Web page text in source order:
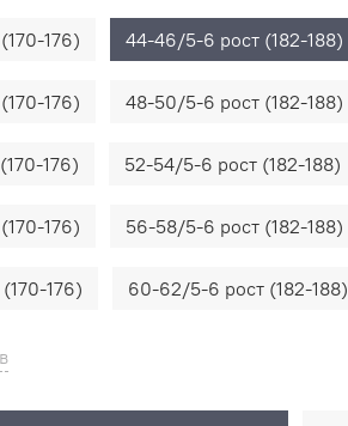
176)
44-46/5-6 рост (182-188)
176) 48-50/5-6 рост (182-188)
176) 52-54/5-6 рост (182-188)
176) 56-58/5-6 рост (182-188)
176) 60-62/5-6 рост (182-188)